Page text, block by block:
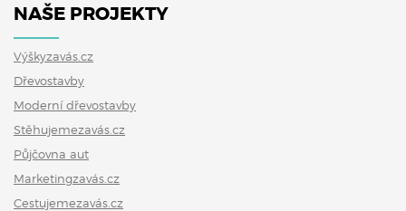
NAŠE PROJEKTY
Výškyzavás.cz
Dřevostavby
Moderní dřevostavby
Stěhujemezavás.cz
Půjčovna aut
Marketingzavás.cz
Cestujemezavás.cz